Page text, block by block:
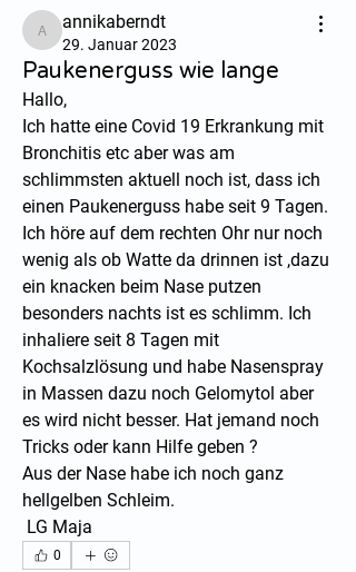
annikaberndt
annikaberndt
29. Januar 2023
Paukenerguss wie lange
Hallo,
Ich hatte eine Covid 19 Erkrankung mit
Bronchitis etc aber was am
schlimmsten aktuell noch ist, dass ich
einen Paukenerguss habe seit 9 Tagen.
Ich höre auf dem rechten Ohr nur noch
wenig als ob Watte da drinnen ist ,dazu
ein knacken beim Nase putzen
besonders nachts ist es schlimm. Ich
inhaliere seit 8 Tagen mit
Kochsalzlösung und habe Nasenspray
in Massen dazu noch Gelomytol aber
es wird nicht besser. Hat jemand noch
Tricks oder kann Hilfe geben ?
Aus der Nase habe ich noch ganz
hellgelben Schleim.
LG Maja
0